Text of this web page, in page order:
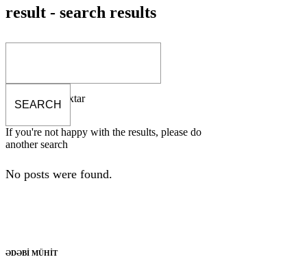
Ana səhifə/Axtar
result - search results
If you're not happy with the results, please do
another search
No posts were found.
ƏDƏBİ MÜHİT